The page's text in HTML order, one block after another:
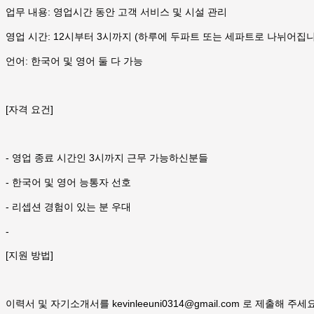
업무 내용: 영업시간 동안 고객 서비스 및 시설 관리
영업 시간: 12시부터 3시까지 (하루에 두파트 또는 세파트로 나뉘어집
언어: 한국어 및 영어 둘 다 가능
[자격 요건]
- 영업 종료 시간인 3시까지 근무 가능하신분들
- 한국어 및 영어 능통자 선호
- 리셉션 경험이 있는 분 우대
-
[지원 방법]
이력서 및 자기소개서를 kevinleeuni0314@gmail.com 로 제출해 주세